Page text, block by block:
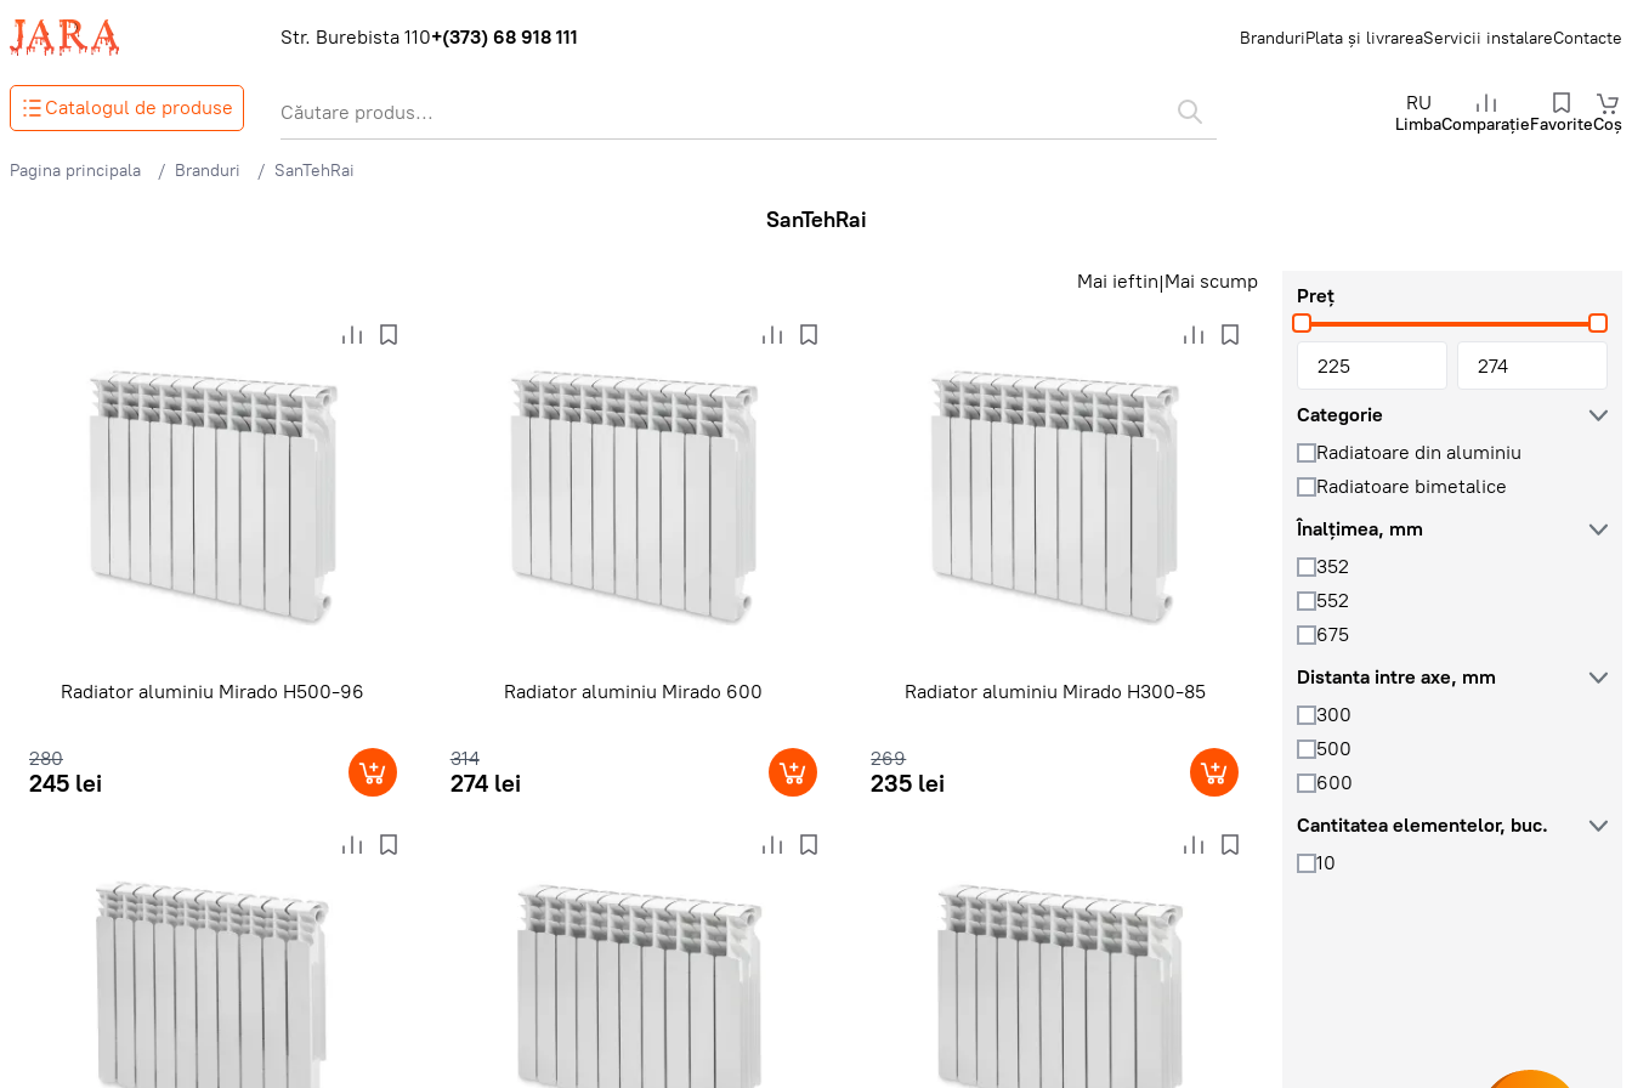
Str. Burebista 110+(373) 68 918 111 BranduriPlata și livrareaServicii instalareContacte
Catalogul de produse RU
LimbaComparațieFavoriteCoș
Pagina principala Branduri SanTehRai
SanTehRai
Mai ieftin|Mai scump
Radiator aluminiu Mirado H500-96
280
245 lei
Radiator aluminiu Mirado 600
314
274 lei
Radiator aluminiu Mirado H300-85
269
235 lei
Preț
Categorie
Radiatoare din aluminiu
Radiatoare bimetalice
Înalțimea, mm
352
552
675
Distanta intre axe, mm
300
500
600
Cantitatea elementelor, buc.
10